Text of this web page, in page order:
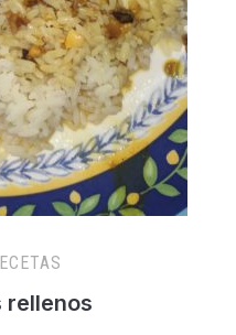
rellenos